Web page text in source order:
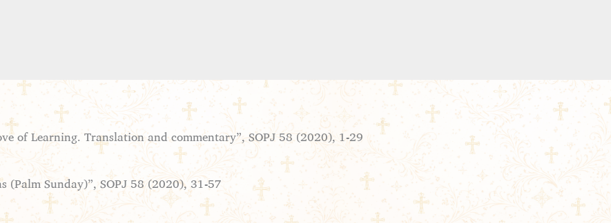
of Learning. Translation and commentary”, SOPJ 58 (2020), 1-29
(Palm Sunday)”, SOPJ 58 (2020), 31-57.